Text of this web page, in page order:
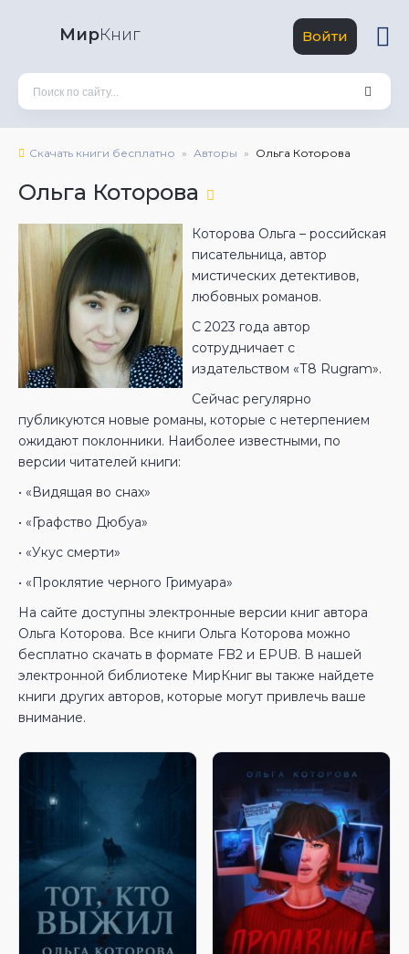
МирКниг Войти
Скачать книги бесплатно Авторы Ольга Которова
Ольга Которова
Которова Ольга – российская
писательница, автор
мистических детективов,
любовных романов.
С 2023 года автор
сотрудничает с
издательством «Т8 Rugram».
Сейчас регулярно
публикуются новые романы, которые с нетерпением
ожидают поклонники. Наиболее известными, по
версии читателей книги:
• «Видящая во снах»
• «Графство Дюбуа»
• «Укус смерти»
• «Проклятие черного Гримуара»
На сайте доступны электронные версии книг автора
Ольга Которова. Все книги Ольга Которова можно
бесплатно скачать в формате FB2 и EPUB. В нашей
электронной библиотеке МирКниг вы также найдете
книги других авторов, которые могут привлечь ваше
внимание.